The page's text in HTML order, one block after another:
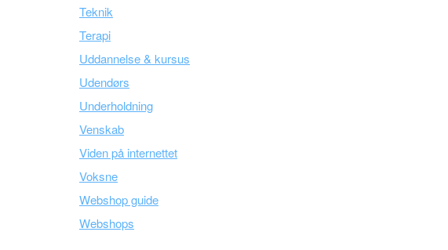
Teknik
Terapi
Uddannelse & kursus
Udendørs
Underholdning
Venskab
Viden på internettet
Voksne
Webshop guide
Webshops